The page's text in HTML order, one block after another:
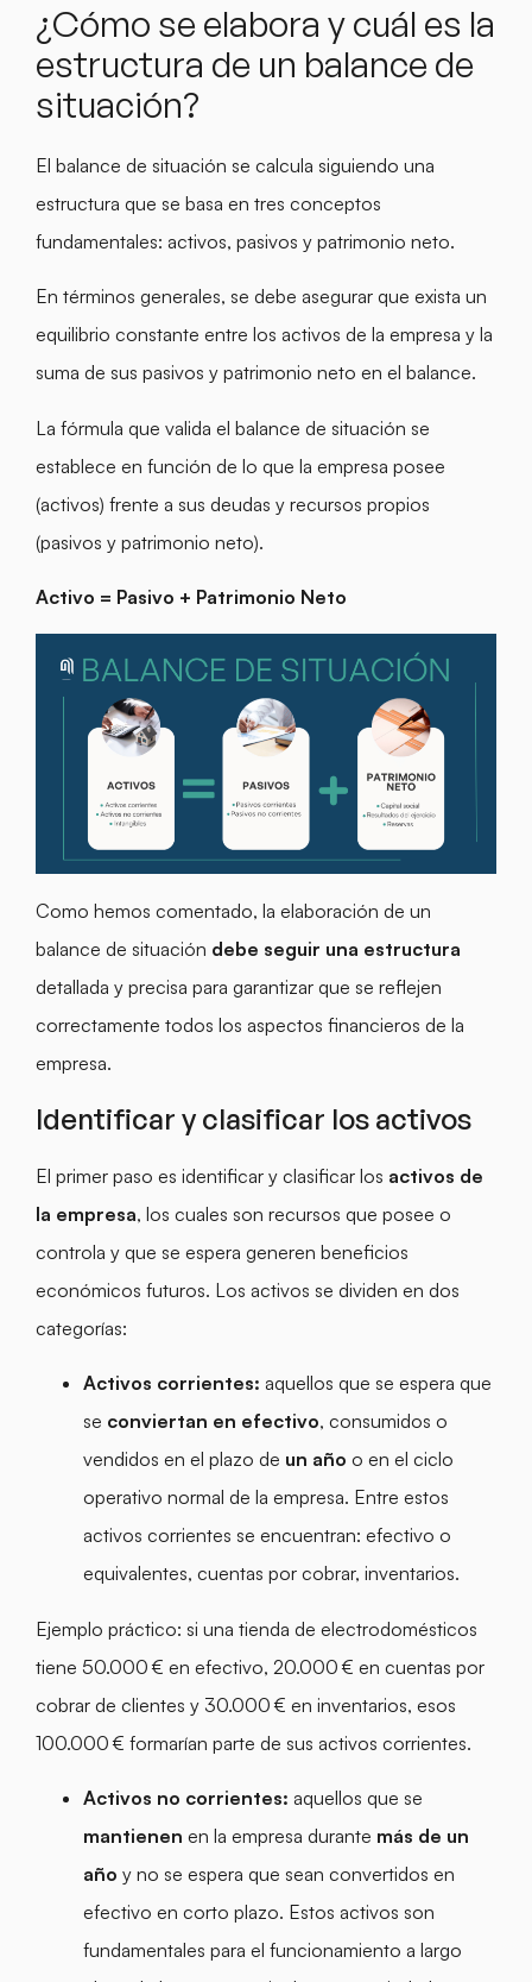
¿Cómo se elabora y cuál es la
estructura de un balance de
situación?
El balance de situación se calcula siguiendo una
estructura que se basa en tres conceptos
fundamentales: activos, pasivos y patrimonio neto.
En términos generales, se debe asegurar que exista un
equilibrio constante entre los activos de la empresa y la
suma de sus pasivos y patrimonio neto en el balance.
La fórmula que valida el balance de situación se
establece en función de lo que la empresa posee
(activos) frente a sus deudas y recursos propios
(pasivos y patrimonio neto).
Activo = Pasivo + Patrimonio Neto
Como hemos comentado, la elaboración de un
balance de situación debe seguir una estructura
detallada y precisa para garantizar que se reflejen
correctamente todos los aspectos financieros de la
empresa.
Identificar y clasificar los activos
El primer paso es identificar y clasificar los activos de
la empresa, los cuales son recursos que posee o
controla y que se espera generen beneficios
económicos futuros. Los activos se dividen en dos
categorías:
Activos corrientes: aquellos que se espera que
se conviertan en efectivo, consumidos o
vendidos en el plazo de un año o en el ciclo
operativo normal de la empresa. Entre estos
activos corrientes se encuentran: efectivo o
equivalentes, cuentas por cobrar, inventarios.
Ejemplo práctico: si una tienda de electrodomésticos
tiene 50.000 € en efectivo, 20.000 € en cuentas por
cobrar de clientes y 30.000 € en inventarios, esos
100.000 € formarían parte de sus activos corrientes.
Activos no corrientes: aquellos que se
mantienen en la empresa durante más de un
año y no se espera que sean convertidos en
efectivo en corto plazo. Estos activos son
fundamentales para el funcionamiento a largo